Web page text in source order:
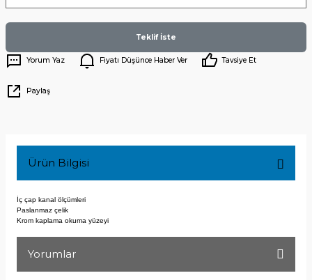
Teklif İste
Yorum Yaz Fiyatı Düşünce Haber Ver Tavsiye Et
Paylaş
Ürün Bilgisi
İç çap kanal ölçümleri
Paslanmaz çelik
Krom kaplama okuma yüzeyi
Yorumlar